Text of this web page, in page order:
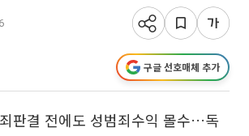
구글 선호매체 추가
판결 전에도 성범죄수익 몰수…독